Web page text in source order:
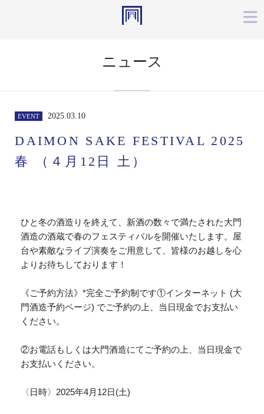
ニュース
EVENT 2025.03.10
DAIMON SAKE FESTIVAL 2025
春 （４月12日 土）
ひと冬の酒造りを終えて、新酒の数々で満たされた大門
酒造の酒蔵で春のフェスティバルを開催いたします。屋
台や素敵なライブ演奏をご用意して、皆様のお越しを心
よりお待ちしております！
《ご予約方法》*完全ご予約制です①インターネット (大
門酒造予約ページ) でご予約の上、当日現金でお支払い
ください。
②お電話もしくは大門酒造にてご予約の上、当日現金で
お支払いください。
〈日時〉2025年4月12日(土)